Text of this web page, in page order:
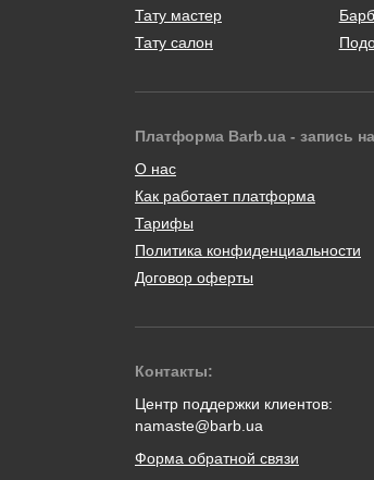
Тату мастер
Тату салон
Платформа Barb.ua - запись
О нас
Как работает платформа
Тарифы
Политика конфиденциальности
Договор оферты
Контакты:
Центр поддержки клиентов:
namaste@barb.ua
Форма обратной связи